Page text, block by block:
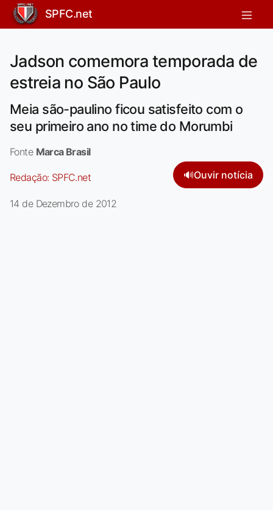
SPFC.net
Jadson comemora temporada de
estreia no São Paulo
Meia são-paulino ficou satisfeito com o
seu primeiro ano no time do Morumbi
Fonte Marca Brasil
Redação: SPFC.net 🔊Ouvir notícia
14 de Dezembro de 2012